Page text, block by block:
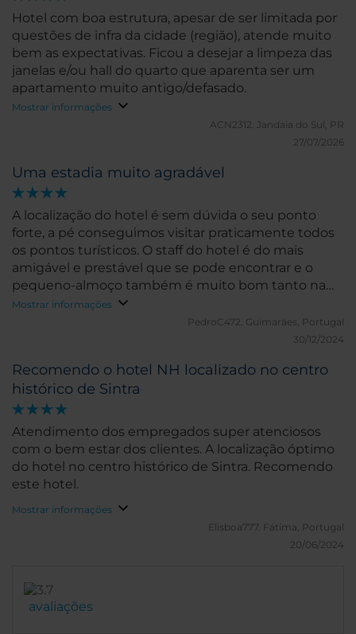
Hotel com boa estrutura, apesar de ser limitada por
questões de infra da cidade (região), atende muito
bem as expectativas. Ficou a desejar a limpeza das
janelas e/ou hall do quarto que aparenta ser um
apartamento muito antigo/defasado.
Mostrar informações
ACN2312. Jandaia do Sul, PR
27/07/2026
Uma estadia muito agradável
A localização do hotel é sem dúvida o seu ponto
forte, a pé conseguimos visitar praticamente todos
os pontos turísticos. O staff do hotel é do mais
amigável e prestável que se pode encontrar e o
pequeno-almoço também é muito bom tanto na
qualidade do que é servido como na variedade. Em
relação ao hotel e quartos, apesar de estar em bom
estado nota-se num ou noutro pormenor que os
ouve-se um som de fundo (talvez da central de ar
condicionado) que para os mais sensíveis aos
pequenos ruídos trás um ligeiro incomodo mas não
impede um bom descanso.
Mostrar informações
PedroC472. Guimarães, Portugal
30/12/2024
Recomendo o hotel NH localizado no centro
histórico de Sintra
Atendimento dos empregados super atenciosos
com o bem estar dos clientes. A localização óptimo
do hotel no centro histórico de Sintra. Recomendo
este hotel.
Mostrar informações
Elisboa777.
Fátima, Portugal
20/06/2024
avaliações